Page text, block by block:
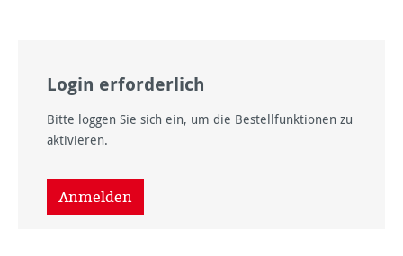
Login erforderlich
Bitte loggen Sie sich ein, um die Bestellfunktionen zu
aktivieren.
Anmelden